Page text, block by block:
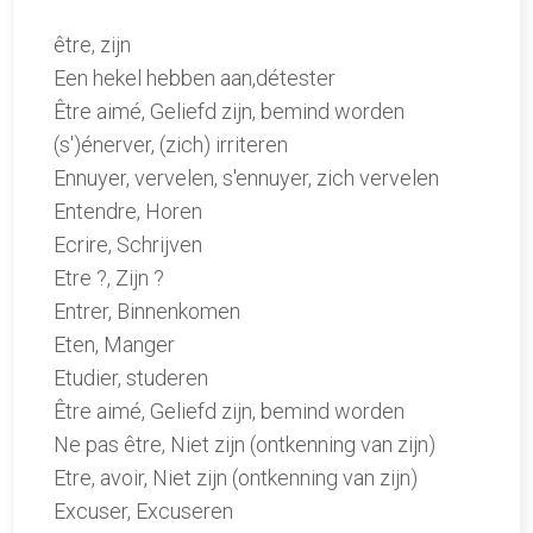
être, zijn
Een hekel hebben aan,détester
Être aimé, Geliefd zijn, bemind worden
(s')énerver, (zich) irriteren
Ennuyer, vervelen, s'ennuyer, zich vervelen
Entendre, Horen
Ecrire, Schrijven
Etre ?, Zijn ?
Entrer, Binnenkomen
Eten, Manger
Etudier, studeren
Être aimé, Geliefd zijn, bemind worden
Ne pas être, Niet zijn (ontkenning van zijn)
Etre, avoir, Niet zijn (ontkenning van zijn)
Excuser, Excuseren